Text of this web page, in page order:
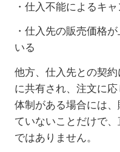
・仕入不能によるキ
・仕入先の販売価格
いる
他方、仕入先との契
に共有され、注文に
体制がある場合には
ていないことだけで
ではありません。